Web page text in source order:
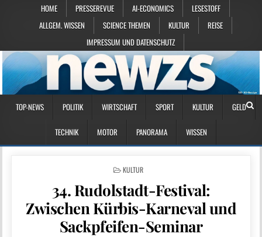
HOME PRESSEREVUE AI-ECONOMICS
LESESTOFF
ALLGEM. WISSEN
SCIENCE THEMEN KULTUR
REISE
IMPRESSUM UND DATENSCHUTZ
TOP-NEWS POLITIK WIRTSCHAFT SPORT KULTUR GELD
TECHNIK MOTOR PANORAMA WISSEN
POSTED IN
KULTUR
34. Rudolstadt-Festival:
Zwischen Kürbis-Karneval und
Sackpfeifen-Seminar